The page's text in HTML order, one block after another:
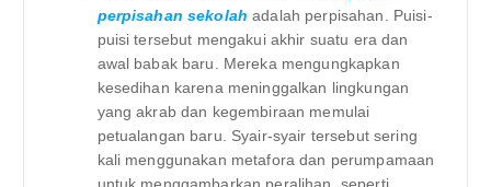
perpisahan sekolah adalah perpisahan. Puisi-
puisi tersebut mengakui akhir suatu era dan
awal babak baru. Mereka mengungkapkan
kesedihan karena meninggalkan lingkungan
yang akrab dan kegembiraan memulai
petualangan baru. Syair-syair tersebut sering
kali menggunakan metafora dan perumpamaan
untuk menggambarkan peralihan, seperti